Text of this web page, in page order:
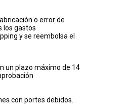
o error de
los gastos
y se reembolsa el
un plazo máximo de 14
con portes debidos.